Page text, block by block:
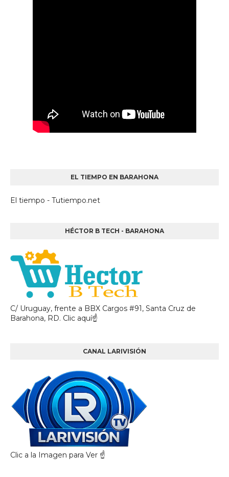
EL TIEMPO EN BARAHONA
El tiempo - Tutiempo.net
HÉCTOR B TECH - BARAHONA
C/ Uruguay, frente a BBX Cargos #91, Santa Cruz de
Barahona, RD. Clic aquí☝
CANAL LARIVISIÓN
Clic a la Imagen para Ver ☝️